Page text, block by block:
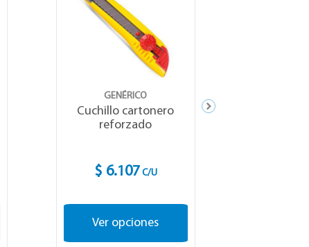
GENÉRICO
Cuchillo cartonero
reforzado
$ 6.107 C/U
Ver opciones